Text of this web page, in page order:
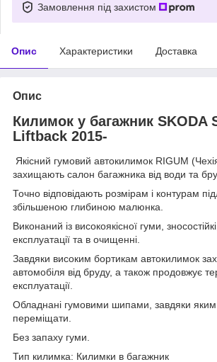
Замовлення під захистом
Опис Характеристики Доставка
Опис
Килимок у багажник SKODA
Liftback 2015-
Якісний гумовий автокилимок RIGUM
захищають салон багажника від води та
Точно відповідають розмірам і контурам
збільшеною глибиною малюнка.
Виконаний із високоякісної гуми,
експлуатації та в очищенні.
Завдяки високим бортикам автокилимок
автомобіля від бруду, а також продовжує
експлуатації.
Обладнані гумовими шипами, завдяки
переміщати.
Без запаху гуми.
Тип килимка: Килимки в багажник